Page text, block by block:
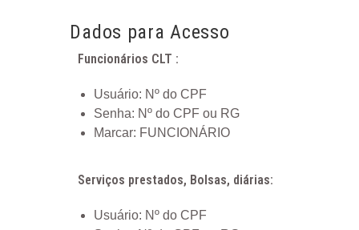
Dados para Acesso
Funcionários CLT :
Usuário: Nº do CPF
Senha: Nº do CPF ou RG
Marcar: FUNCIONÁRIO
Serviços prestados, Bolsas, diárias:
Usuário: Nº do CPF